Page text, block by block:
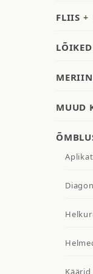
FLIIS
LÕIKED
MUUD